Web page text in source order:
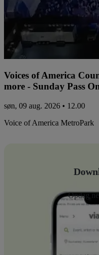
Voices of America
more - Sunday Pass
søn, 09 aug. 2026 • 12.00
Voice of America MetroPark
Opdag